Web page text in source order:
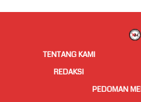
TENTANG KAMI
REDAKSI
PEDOMAN